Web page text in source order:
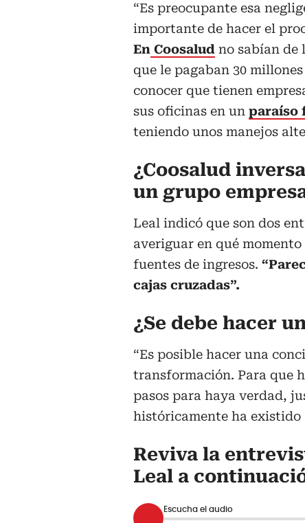
“Es preocupante esa
importante de hacer el
En Coosalud no sabían de
que le pagaban 30
conocer que tienen
sus oficinas en un paraíso
teniendo unos manejos
¿Coosalud
un grupo
Leal indicó que son dos
averiguar en qué
fuentes de ingresos.
cajas cruzadas”.
¿Se debe hacer
“Es posible hacer una
transformación. Para que
pasos para haya verdad,
históricamente ha existido
Reviva la
Leal a
Escucha el audio